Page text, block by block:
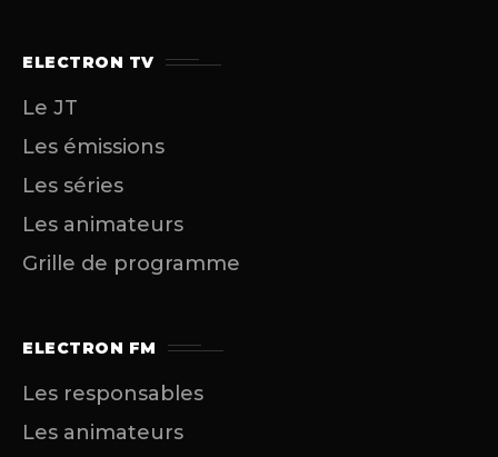
ELECTRON TV
Le JT
Les émissions
Les séries
Les animateurs
Grille de programme
ELECTRON FM
Les responsables
Les animateurs